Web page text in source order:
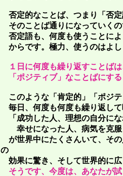
否定的なことば、つまり「否
そのことば通りになっていく
否定語も、何度も使うことに
からです。極力、使うのはよ
１日に何度も繰り返すことば
「ポジティブ」なことばにす
このような「肯定的」「ポジ
毎日、何度も何度も繰り返し
「成功した人、理想の自分に
幸せになった人、病気を克服
が世界中にたくさんいて、そ
の
効果に驚き、そして世界的に
そうです、今度は、あなたが